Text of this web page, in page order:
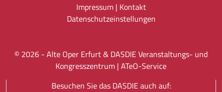
Impressum| Kontakt
Datenschutz­einstellungen
© 2026 - Alte Oper Erfurt & DASDIE Veranstaltungs- und
Kongresszentrum | ATeO-Service
Besuchen Sie das DASDIE auch auf: